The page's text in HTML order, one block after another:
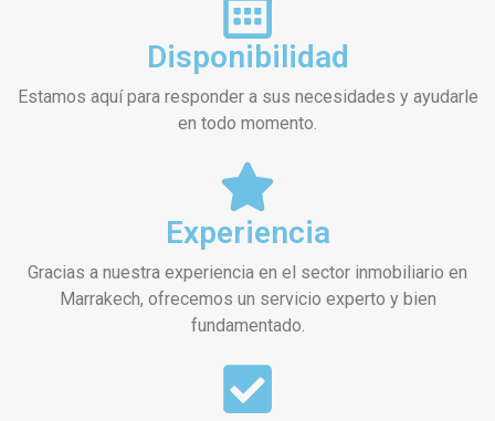
Disponibilidad
Estamos aquí para responder a sus necesidades y ayudarle
en todo momento.
Experiencia
Gracias a nuestra experiencia en el sector inmobiliario en
Marrakech, ofrecemos un servicio experto y bien
fundamentado.